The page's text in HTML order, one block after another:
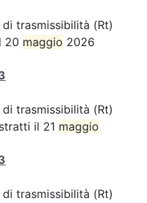
di trasmissibilità (Rt)
20 maggio 2026
di trasmissibilità (Rt)
il 21 maggio
di trasmissibilità (Rt)